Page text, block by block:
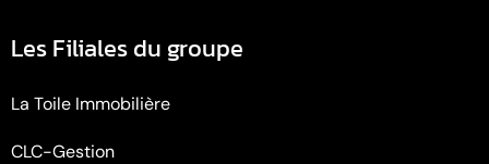
Les Filiales du groupe
La Toile Immobilière
CLC-Gestion